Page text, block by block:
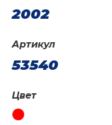
2002
Артикул
53540
Цвет